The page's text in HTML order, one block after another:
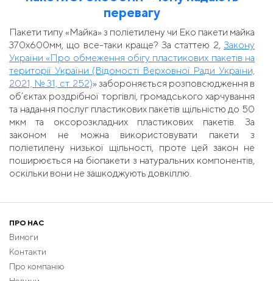
перевагу
Пакети типу «Майка» з поліетилену чи Еко пакети майка
370х600мм, що все-таки краще? За статтею 2, Закону
України «Про обмеження обігу пластикових пакетів на
території України (Відомості Верховної Ради України,
2021, № 31, ст. 252)» забороняється розповсюдження в
об’єктах роздрібної торгівлі, громадського харчування
та надання послуг пластикових пакетів щільністю до 50
мкм та оксорозкладних пластикових пакетів. За
законом не можна використовувати пакети з
поліетилену низької щільності, проте цей закон не
поширюється на біопакети з натуральних компонентів,
оскільки вони не зашкоджують довкіллю.
доставкою у всі міста України: Київ, Умань, Черкаси,
Чернігів, Ірпінь, Бучу, Чернівці, Дніпро, Крижопіль,
Ямпіль, Івано-Франківськ, Харків, Хмельницький,
Жмеринку, Херсон, Луцьк, Львів, Миколаїв, Одеса,
ПРО НАС
Вимоги
Контакти
Про компанію